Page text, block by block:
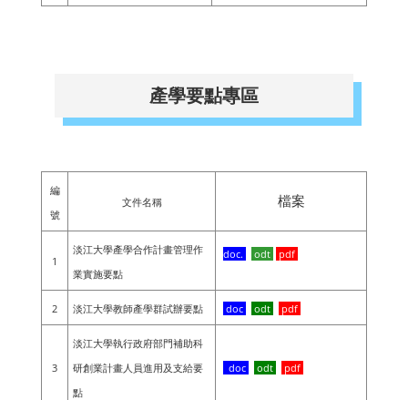
產學要點專區
編
號
文件名稱 檔案
1
淡江大學產學合作計畫管理作
業實施要點
doc. odt pdf
2 淡江大學教師產學群試辦要點 doc odt pdf
3
淡江大學執行政府部門補助科
研創業計畫人員進用及支給要
點
doc odt pdf